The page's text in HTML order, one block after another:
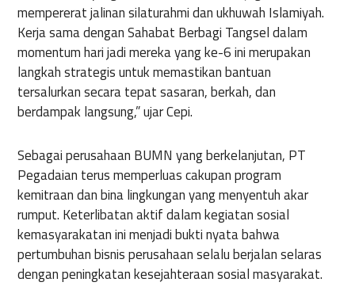
mempererat jalinan silaturahmi dan ukhuwah Islamiyah.
Kerja sama dengan Sahabat Berbagi Tangsel dalam
momentum hari jadi mereka yang ke-6 ini merupakan
langkah strategis untuk memastikan bantuan
tersalurkan secara tepat sasaran, berkah, dan
berdampak langsung,” ujar Cepi.
Sebagai perusahaan BUMN yang berkelanjutan, PT
Pegadaian terus memperluas cakupan program
kemitraan dan bina lingkungan yang menyentuh akar
rumput. Keterlibatan aktif dalam kegiatan sosial
kemasyarakatan ini menjadi bukti nyata bahwa
pertumbuhan bisnis perusahaan selalu berjalan selaras
dengan peningkatan kesejahteraan sosial masyarakat.